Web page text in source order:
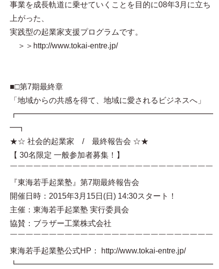
事業を成長軌道に乗せていくことを目的に08年3月に立ち
上がった、
実践型の起業家支援プログラムです。
＞＞http://www.tokai-entre.jp/
■□第7期最終章
「地域からの共感を得て、地域に愛されるビジネスへ」
┏━━━━━━━━━━━━━━━━━━━━━━━━━
━┓
★☆ 社会的起業家 / 最終報告会 ☆★
【 30名限定 一般参加者募集！】
￣￣￣￣￣￣￣￣￣￣￣￣￣￣￣￣￣￣￣￣￣￣￣￣￣￣
『東海若手起業塾』第7期最終報告会
開催日時：2015年3月15日(日) 14:30スタート！
主催：東海若手起業塾 実行委員会
協賛：ブラザー工業株式会社
￣￣￣￣￣￣￣￣￣￣￣￣￣￣￣￣￣￣￣￣￣￣￣￣￣￣
東海若手起業塾公式HP： http://www.tokai-entre.jp/
┗━━━━━━━━━━━━━━━━━━━━━━━━━